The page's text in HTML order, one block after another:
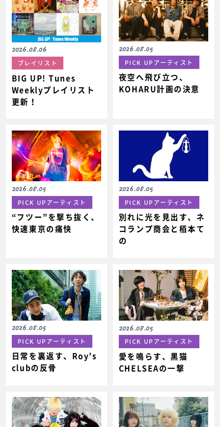
2026.08.06
プレイリスト
BIG UP! Tunes
Weeklyプレイリスト
更新！
2026.08.05
PICK UPアーティスト
夜空へ飛び立つ、
KOHARU計画の決意
2026.08.05
PICK UPアーティスト
“フツー”を撃ち抜く、
快速東京の痛快
2026.08.05
PICK UPアーティスト
別れに光を見出す、ネ
コランプ商会と栢本て
の
2026.08.05
PICK UPアーティスト
日常を裏返す、Roy’s
clubの反骨
2026.08.05
PICK UPアーティスト
愛を鳴らす、黒猫
CHELSEAの一撃